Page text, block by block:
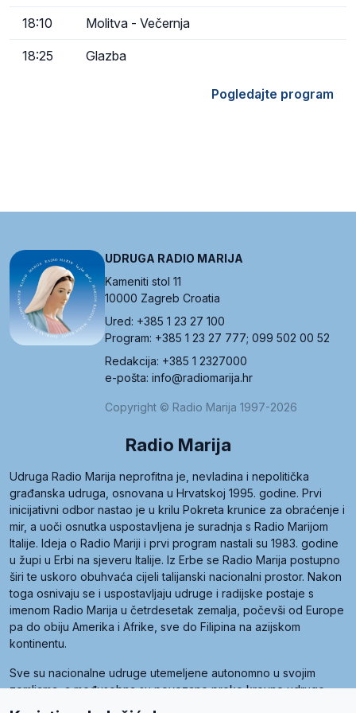
18:10 Molitva - Večernja
18:25 Glazba
Pogledajte program
UDRUGA RADIO MARIJA
Kameniti stol 11
10000 Zagreb Croatia
Ured: +385 1 23 27 100
Program: +385 1 23 27 777; 099 502 00 52
Redakcija: +385 1 2327000
e-pošta: info@radiomarija.hr
Copyright © Radio Marija 1997-2026
Radio Marija
Udruga Radio Marija neprofitna je, nevladina i nepolitička
građanska udruga, osnovana u Hrvatskoj 1995. godine. Prvi
inicijativni odbor nastao je u krilu Pokreta krunice za obraćenje i
mir, a uoči osnutka uspostavljena je suradnja s Radio Marijom
Italije. Ideja o Radio Mariji i prvi program nastali su 1983. godine
u župi u Erbi na sjeveru Italije. Iz Erbe se Radio Marija postupno
širi te uskoro obuhvaća cijeli talijanski nacionalni prostor. Nakon
toga osnivaju se i uspostavljaju udruge i radijske postaje s
imenom Radio Marija u četrdesetak zemalja, počevši od Europe
pa do obiju Amerika i Afrike, sve do Filipina na azijskom
kontinentu.
Sve su nacionalne udruge utemeljene autonomno u svojim
zemljama, a međusobna su povezane preko krovne udruge